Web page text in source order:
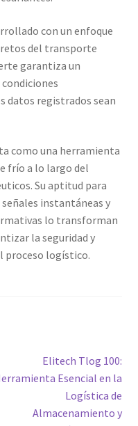
con un enfoque
del transporte
garantiza un
datos registrados sean
como una herramienta
frío a lo largo del
Su aptitud para
instantáneas y
lo transforman
la seguridad y
proceso logístico.
Siguiente
entrada:
Elitech Tlog 100:
Esencial en la
Logística de
Almacenamiento y